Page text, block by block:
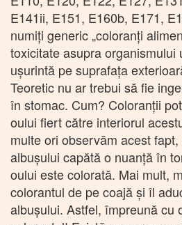
E141ii, E151, E160b, E171,
numiți generic „coloranți
toxicitate asupra organismului
ușurintă pe suprafața
Teoretic nu ar trebui să fie
în stomac. Cum? Coloranții
oului fiert către interiorul
multe ori observăm acest
albușului capătă o nuanță în
oului este colorată. Mai mult,
colorantul de pe coajă și îl
albușului. Astfel, împreună cu